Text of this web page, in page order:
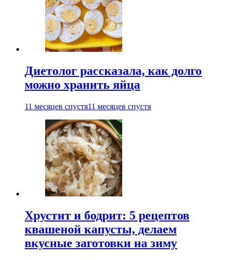
Диетолог рассказала, как долго
можно хранить яйца
11 месяцев спустя11 месяцев спустя
Хрустит и бодрит: 5 рецептов
квашеной капусты, делаем
вкусные заготовки на зиму